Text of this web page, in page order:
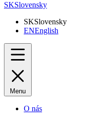
SKSlovensky
SKSlovensky
ENEnglish
Menu
O nás